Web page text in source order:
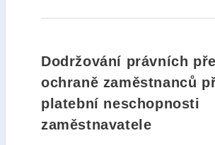
Dodržování právních
ochraně zaměstnanců
platební neschopnosti
zaměstnavatele